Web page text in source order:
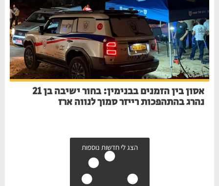
אסון בין הזמנים בבנימין: בחור ישיבה בן 21
נהרג בהתהפכות רייזר סמוך לנווה ארז
הצג לי חדשות נוספות